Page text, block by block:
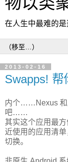
在人生中最难的是
2013-02-16
Swapps! 帮
内个……Nexus 和
吧……
其实这个应用最
近使用的应用清
切换。